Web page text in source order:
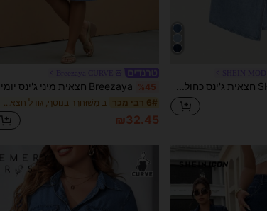
%45
6# רבי מכר ב מְשׁוּחרָר בנוסף, גודל חצאיות ג 'ינס
₪32.45